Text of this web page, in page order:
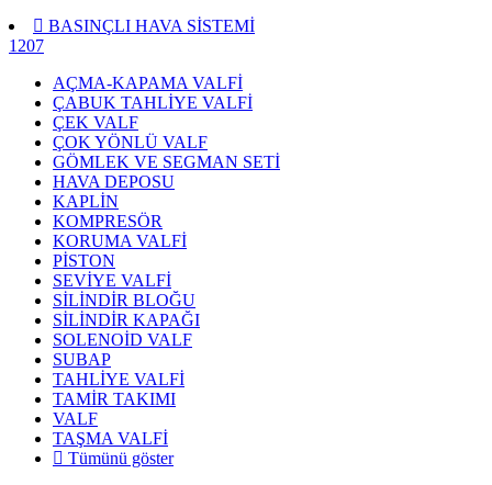
BASINÇLI HAVA SİSTEMİ
1207
AÇMA-KAPAMA VALFİ
ÇABUK TAHLİYE VALFİ
ÇEK VALF
ÇOK YÖNLÜ VALF
GÖMLEK VE SEGMAN SETİ
HAVA DEPOSU
KAPLİN
KOMPRESÖR
KORUMA VALFİ
PİSTON
SEVİYE VALFİ
SİLİNDİR BLOĞU
SİLİNDİR KAPAĞI
SOLENOİD VALF
SUBAP
TAHLİYE VALFİ
TAMİR TAKIMI
VALF
TAŞMA VALFİ
Tümünü göster